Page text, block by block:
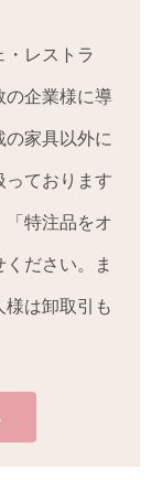
レストラ
の企業様に導
の家具以外に
っております
特注品をオ
ださい。ま
は卸取引も